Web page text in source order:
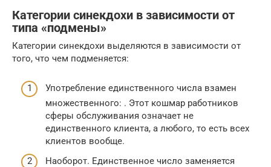
Категории синекдохи в зависимости от
типа «подмены»
Категории синекдохи выделяются в зависимости от
того, что чем подменяется:
Употребление единственного числа взамен
множественного: . Этот кошмар работников
сферы обслуживания означает не
единственного клиента, а любого, то есть всех
клиентов вообще.
Наоборот. Единственное число заменяется